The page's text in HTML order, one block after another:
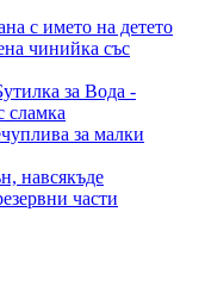
с името на детето
чинийка със
за Вода -
сламка
за малки
навсякъде
части